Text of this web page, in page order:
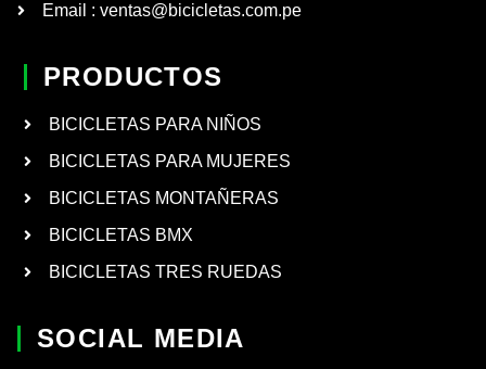
Email : ventas@bicicletas.com.pe
PRODUCTOS
BICICLETAS PARA NIÑOS
BICICLETAS PARA MUJERES
BICICLETAS MONTAÑERAS
BICICLETAS BMX
BICICLETAS TRES RUEDAS
SOCIAL MEDIA